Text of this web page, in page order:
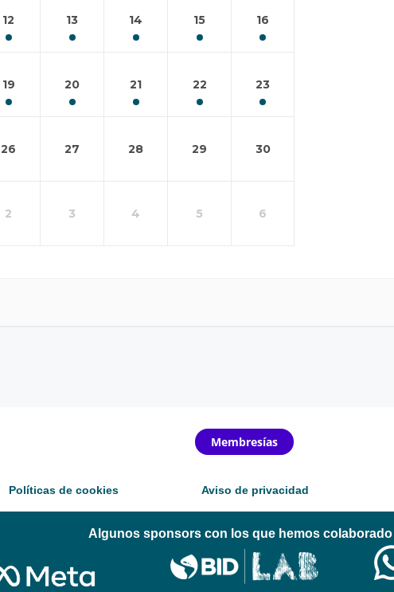
12 13 14 15 16
19 20 21 22 23
26 27 28 29 30
2 3 4 5 6
Membresías
Políticas de cookies Aviso de privacidad
Algunos sponsors con los que hemos colaborado